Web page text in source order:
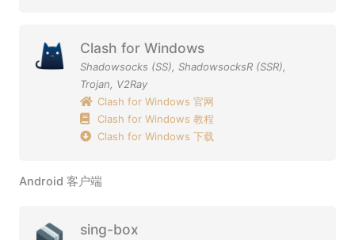
Clash for Windows
Shadowsocks (SS), ShadowsocksR (SSR),
Trojan, V2Ray
Clash for Windows 官网
Clash for Windows 教程
Clash for Windows 下载
Android 客户端
sing-box